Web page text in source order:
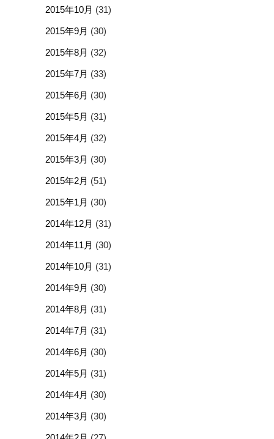
2015年10月 (31)
2015年9月 (30)
2015年8月 (32)
2015年7月 (33)
2015年6月 (30)
2015年5月 (31)
2015年4月 (32)
2015年3月 (30)
2015年2月 (51)
2015年1月 (30)
2014年12月 (31)
2014年11月 (30)
2014年10月 (31)
2014年9月 (30)
2014年8月 (31)
2014年7月 (31)
2014年6月 (30)
2014年5月 (31)
2014年4月 (30)
2014年3月 (30)